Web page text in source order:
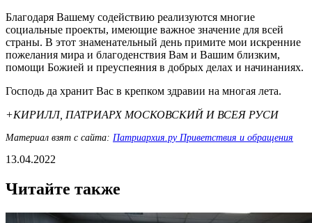
Благодаря Вашему содействию реализуются многие
социальные проекты, имеющие важное значение для всей
страны. В этот знаменательный день примите мои искренние
пожелания мира и благоденствия Вам и Вашим близким,
помощи Божией и преуспеяния в добрых делах и начинаниях.
Господь да хранит Вас в крепком здравии на многая лета.
+КИРИЛЛ, ПАТРИАРХ МОСКОВСКИЙ И ВСЕЯ РУСИ
Материал взят с сайта: Патриархия.ру Приветствия и обращения
13.04.2022
Читайте также